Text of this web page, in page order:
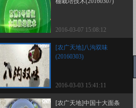
2016-03-07 15:08:12
[农广天地]八沟双味
(20160303)
2016-03-03 15:41:11
[农广天地]中国十大面条